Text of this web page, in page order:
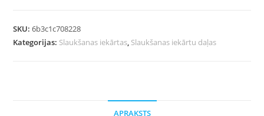
SKU:6b3c1c708228
Kategorijas: Slaukšanas iekārtas, Slaukšanas iekārtu daļas
APRAKSTS